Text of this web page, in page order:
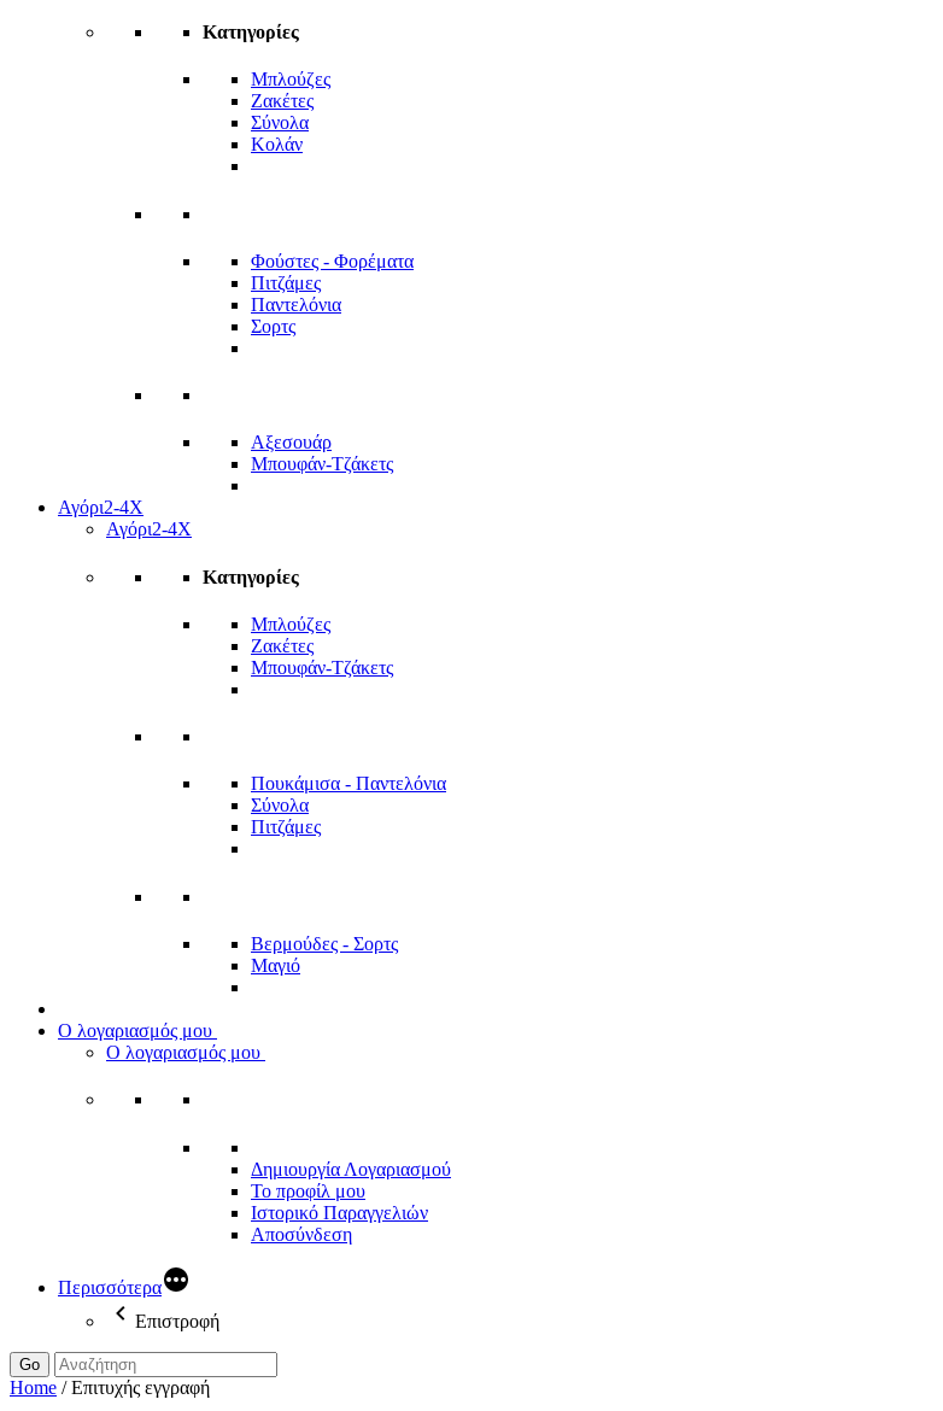
Κατηγορίες
Μπλούζες
Ζακέτες
Σύνολα
Κολάν
Φούστες - Φορέματα
Πιτζάμες
Παντελόνια
Σορτς
Αξεσουάρ
Μπουφάν-Τζάκετς
Αγόρι2-4Χ
Αγόρι2-4Χ
Κατηγορίες
Μπλούζες
Ζακέτες
Μπουφάν-Τζάκετς
Πουκάμισα - Παντελόνια
Σύνολα
Πιτζάμες
Βερμούδες - Σορτς
Μαγιό
Ο λογαριασμός μου
Ο λογαριασμός μου
Δημιουργία Λογαριασμού
Το προφίλ μου
Ιστορικό Παραγγελιών
Αποσύνδεση
Περισσότερα
Επιστροφή
Go
Home /Επιτυχής εγγραφή